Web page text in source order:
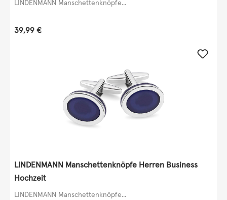
LINDENMANN Manschettenknöpfe...
Regulärer Preis:
39,99 €
LINDENMANN Manschettenknöpfe Herren Business
Hochzeit
LINDENMANN Manschettenknöpfe...